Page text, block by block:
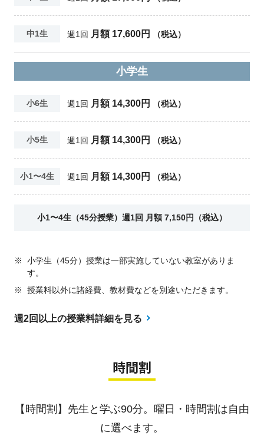
中1生 週1回 月額 17,600円 （税込）
小学生
小6生 週1回 月額 14,300円 （税込）
小5生 週1回 月額 14,300円 （税込）
小1〜4生 週1回 月額 14,300円 （税込）
小1〜4生（45分授業）週1回 月額 7,150円（税込）
※
小学生（45分）授業は一部実施していない教室がありま
す。
※
授業料以外に諸経費、教材費などを別途いただきます。
週2回以上の授業料詳細を見る
時間割
【時間割】先生と学ぶ90分。曜日・時間割は自由
に選べます。